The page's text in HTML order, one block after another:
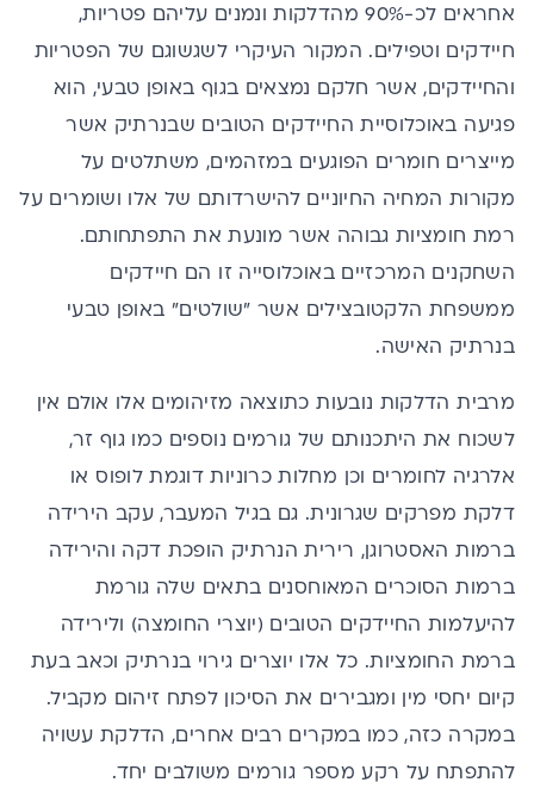
אחראים לכ-90%
מהדלקות ונמנים עליהם פטריות,
חיידקים וטפילים. המקור העיקרי לשגשוגם של הפטריות
והחיידקים, אשר חלקם נמצאים בגוף באופן טבעי, הוא
פגיעה באוכלוסיית החיידקים הטובים שבנרתיק אשר
מייצרים חומרים הפוגעים במזהמים, משתלטים על
מקורות המחיה החיוניים להישרדותם של אלו ושומרים על
רמת חומציות גבוהה אשר מונעת את התפתחותם.
השחקנים המרכזיים באוכלוסייה זו הם חיידקים
ממשפחת הלקטובצילים אשר "שולטים" באופן טבעי
בנרתיק האישה.
מרבית הדלקות נובעות כתוצאה מזיהומים אלו אולם אין
לשכוח את היתכנותם של גורמים נוספים כמו גוף זר,
אלרגיה לחומרים וכן מחלות כרוניות דוגמת לופוס או
דלקת מפרקים שגרונית. גם בגיל המעבר, עקב הירידה
ברמות האסטרוגן, רירית הנרתיק הופכת דקה והירידה
ברמות הסוכרים המאוחסנים בתאים שלה גורמת
להיעלמות החיידקים הטובים (יוצרי החומצה) ולירידה
ברמת החומציות. כל אלו יוצרים גירוי בנרתיק וכאב בעת
קיום יחסי מין ומגבירים את הסיכון לפתח זיהום מקביל.
במקרה כזה, כמו במקרים רבים אחרים, הדלקת עשויה
להתפתח על רקע מספר גורמים משולבים יחד.